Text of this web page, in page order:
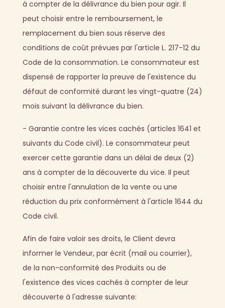
à compter de la délivrance du bien pour agir. Il
peut choisir entre le remboursement, le
remplacement du bien sous réserve des
conditions de coût prévues par l'article L. 217-12 du
Code de la consommation. Le consommateur est
dispensé de rapporter la preuve de l'existence du
défaut de conformité durant les vingt-quatre (24)
mois suivant la délivrance du bien.
- Garantie contre les vices cachés (articles 1641 et
suivants du Code civil). Le consommateur peut
exercer cette garantie dans un délai de deux (2)
ans à compter de la découverte du vice. Il peut
choisir entre l'annulation de la vente ou une
réduction du prix conformément à l'article 1644 du
Code civil.
Afin de faire valoir ses droits, le Client devra
informer le Vendeur, par écrit (mail ou courrier),
de la non-conformité des Produits ou de
l'existence des vices cachés à compter de leur
découverte à l'adresse suivante: